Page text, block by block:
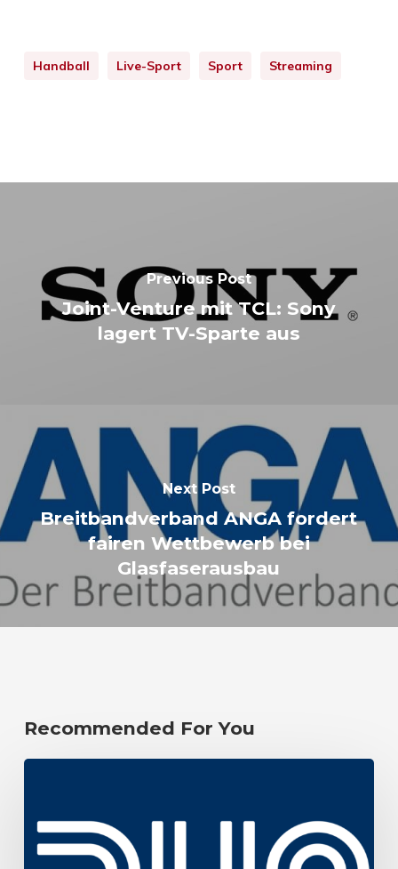
Handball Live-Sport Sport Streaming
Previous Post
Joint-Venture mit TCL: Sony
lagert TV-Sparte aus
Next Post
Breitbandverband ANGA fordert
fairen Wettbewerb bei
Glasfaserausbau
Recommended For You